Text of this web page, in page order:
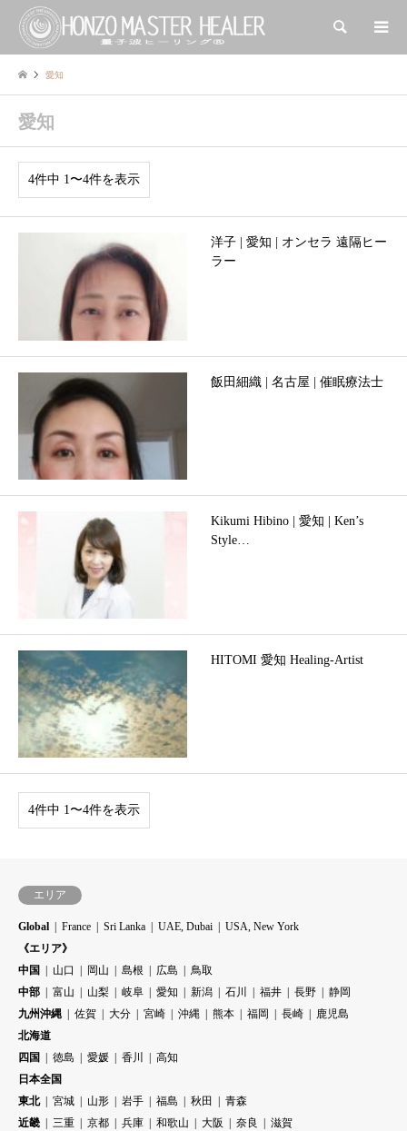
検索
愛知
愛知
4件中 1〜4件を表示
洋子 | 愛知 | オンセラ 遠隔ヒー
ラー
飯田細織 | 名古屋 | 催眠療法士
Kikumi Hibino | 愛知 | Ken’s
Style…
HITOMI 愛知 Healing-Artist
4件中 1〜4件を表示
エリア
Global France Sri Lanka UAE, Dubai
USA, New York
《エリア》
中国
山口 岡山 島根 広島
鳥取
中部
富山 山梨 岐阜 愛知 新潟 石川 福井 長野
静岡
九州沖縄
佐賀 大分 宮崎 沖縄 熊本 福岡 長崎
鹿児島
北海道
四国
徳島 愛媛 香川
高知
日本全国
東北
宮城 山形 岩手 福島 秋田
青森
近畿
三重 京都 兵庫 和歌山 大阪 奈良
滋賀